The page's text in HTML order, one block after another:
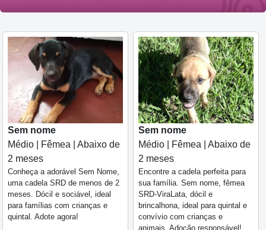
Sem nome
Médio | Fêmea | Abaixo de
2 meses
Conheça a adorável Sem Nome,
uma cadela SRD de menos de 2
meses. Dócil e sociável, ideal
para famílias com crianças e
quintal. Adote agora!
Sem nome
Médio | Fêmea | Abaixo de
2 meses
Encontre a cadela perfeita para
sua família. Sem nome, fêmea
SRD-ViraLata, dócil e
brincalhona, ideal para quintal e
convívio com crianças e
animais. Adoção responsável!